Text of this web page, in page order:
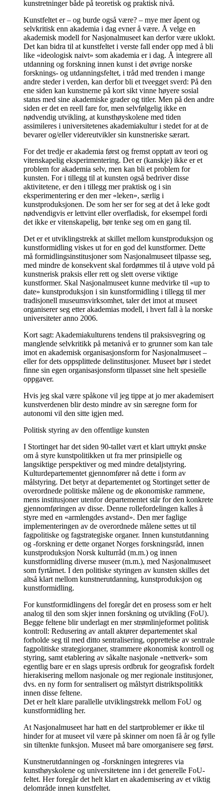
kunstretninger både på teoretisk og praktisk nivå.
Kunstfeltet er – og burde også være? – mye mer åpent og
selvkritisk enn akademia i dag evner å være. Å velge en
akademisk modell for Nasjonalmuseet kan derfor være uklokt.
Det kan bidra til at kunstfeltet i verste fall ender opp med å bli
like «ideologisk naivt» som akademia er i dag. Å integrere all
utdanning og forskning innen kunst i det øvrige norske
forsknings- og utdanningsfeltet, i tråd med trenden i mange
andre steder i verden, kan derfor bli et tveegget sverd: På den
ene siden kan kunstnerne på kort sikt vinne høyere sosial
status med sine akademiske grader og titler. Men på den andre
siden er det en reell fare for, men selvfølgelig ikke en
nødvendig utvikling, at kunsthøyskolene med tiden
assimileres i universitetenes akademiakultur i stedet for at de
bevarer og/eller videreutvikler sin kunstneriske særart.
For det tredje er akademia først og fremst opptatt av teori og
vitenskapelig eksperimentering. Det er (kanskje) ikke er et
problem for akademia selv, men kan bli et problem for
kunsten. For i tillegg til at kunsten også bedriver disse
aktivitetene, er den i tillegg mer praktisk og i sin
eksperimentering er den mer «leken», særlig i
kunstproduksjonen. De som her ser for seg at det å leke godt
nødvendigvis er lettvint eller overfladisk, for eksempel fordi
det ikke er vitenskapelig, bør tenke seg om en gang til.
Det er et utviklingstrekk at skillet mellom kunstproduksjon og
kunstformidling viskes ut for en god del kunstformer. Dette
må formidlingsinstitusjoner som Nasjonalmuseet tilpasse seg,
med mindre de konsekvent skal fordømmes til å utøve vold på
kunstnerisk praksis eller rett og slett overse viktige
kunstformer. Skal Nasjonalmuseet kunne medvirke til «up to
date» kunstproduksjon i sin kunstformidling i tillegg til mer
tradisjonell museumsvirksomhet, taler det imot at museet
organiserer seg etter akademias modell, i hvert fall à la norske
universiteter anno 2006.
Kort sagt: Akademiakulturens tendens til praksisvegring og
manglende selvkritikk på metanivå er to grunner som kan tale
imot en akademisk organisasjonsform for Nasjonalmuseet –
eller for dets oppsplittede delinstitusjoner. Museet bør i stedet
finne sin egen organisasjonsform tilpasset sine helt spesielle
oppgaver.
Hvis jeg skal være spåkone vil jeg tippe at jo mer akademisert
kunstverdenen blir desto mindre av sin særegne form for
autonomi vil den sitte igjen med.
Politisk styring av den offentlige kunsten
I Stortinget har det siden 90-tallet vært et klart uttrykt ønske
om å styre kunstpolitikken ut fra mer prinsipielle og
langsiktige perspektiver og med mindre detaljstyring.
Kulturdepartementet gjennomfører nå dette i form av
målstyring. Det betyr at departementet og Stortinget setter de
overordnede politiske målene og de økonomiske rammene,
mens institusjoner utenfor departementet står for den konkrete
gjennomføringen av disse. Denne rollefordelingen kalles å
styre med en «armlengdes avstand». Den mer faglige
implementeringen av de overordnede målene settes ut til
fagpolitiske og fagstrategiske organer. Innen kunstutdanning
og -forskning er dette organet Norges forskningsråd, innen
kunstproduksjon Norsk kulturråd (m.m.) og innen
kunstformidling diverse museer (m.m.), med Nasjonalmuseet
som fyrtårnet. I den politiske styringen av kunsten skilles det
altså klart mellom kunstnerutdanning, kunstproduksjon og
kunstformidling.
For kunstformidlingens del foregår det en prosess som er helt
analog til den som skjer innen forskning og utvikling (FoU).
Begge feltene blir underlagt en mer strømlinjeformet politisk
kontroll: Redusering av antall aktører departementet skal
forholde seg til med ditto sentralisering, opprettelse av sentrale
fagpolitiske strategiorganer, strammere økonomisk kontroll og
styring, samt etablering av såkalte nasjonale «nettverk» som
egentlig bare er en slags upresis ordbruk for geografisk fordelt
hierakisering mellom nasjonale og mer regionale institusjoner,
dvs. en ny form for sentralisert og målstyrt distriktspolitikk
innen disse feltene.
Det er helt klare parallelle utviklingstrekk mellom FoU og
kunstformidling her.
At Nasjonalmuseet har hatt en del startproblemer er ikke til
hinder for at museet vil være på skinner om noen få år og fylle
sin tiltenkte funksjon. Museet må bare omorganisere seg først.
Kunstnerutdanningen og -forskningen integreres via
kunsthøyskolene og universitetene inn i det generelle FoU-
feltet. Her foregår det helt klart en akademisering av et viktig
delområde innen kunstfeltet.